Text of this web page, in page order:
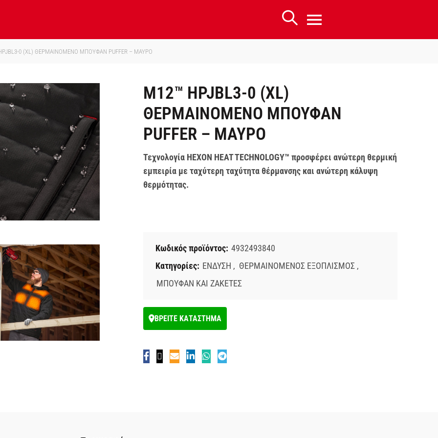
0 (XL) ΘΕΡΜΑΙΝΟΜΕΝΟ ΜΠΟΥΦΑΝ PUFFER – ΜΑΥΡΟ
M12™ HPJBL3-0 (XL)
ΘΕΡΜΑΙΝΟΜΕΝΟ ΜΠΟΥΦΑΝ
PUFFER – ΜΑΥΡΟ
Τεχνολογία HEXON HEAT TECHNOLOGY™ προσφέρει ανώτερη θερμική
εμπειρία με ταχύτερη ταχύτητα θέρμανσης και ανώτερη κάλυψη
θερμότητας.
Κωδικός προϊόντος: 4932493840
Κατηγορίες: ΕΝΔΥΣΗ , ΘΕΡΜΑΙΝΟΜΕΝΟΣ ΕΞΟΠΛΙΣΜΟΣ ,
ΜΠΟΥΦΑΝ ΚΑΙ ΖΑΚΕΤΕΣ
ΒΡΕΙΤΕ ΚΑΤΑΣΤΗΜΑ